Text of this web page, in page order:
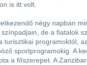
is itt volt.
négy napban
de a fiatalok
turisztikai programoktól,
sportprogramokig. A
a főszerepet. A